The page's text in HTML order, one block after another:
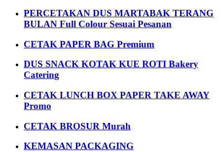
PERCETAKAN DUS MARTABAK TERANG
BULAN Full Colour Sesuai Pesanan
CETAK PAPER BAG Premium
DUS SNACK KOTAK KUE ROTI Bakery
Catering
CETAK LUNCH BOX PAPER TAKE AWAY
Promo
CETAK BROSUR Murah
KEMASAN PACKAGING